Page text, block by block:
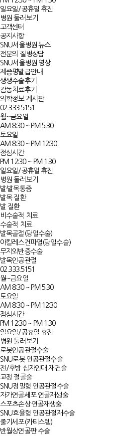
일요일/공휴일 휴진
병원 둘러보기
고객센터
공지사항
SNU서울병원 뉴스
전문의 질병상담
SNU서울병원 영상
제증명발급안내
생생수술후기
감동치료후기
의학정보 게시판
02.333.5151
월~금요일
AM 8:30 ~ PM 5:30
토요일
AM 8:30 ~ PM 12:30
점심시간
PM 12:30 ~ PM 1:30
일요일/공휴일 휴진
병원 둘러보기
발·발목통증
발목 질환
발 질환
비수술적 치료
수술적 치료
발목골절(당일수술)
아킬레스건파열(당일수술)
무지외반증수술
발목인공관절
02.333.5151
월~금요일
AM 8:30 ~ PM 5:30
토요일
AM 8:30 ~ PM 12:30
점심시간
PM 12:30 ~ PM 1:30
일요일/공휴일 휴진
병원 둘러보기
로봇인공관절수술
SNU로봇 인공관절수술
전/후방 십자인대 재건술
교정 절골술
SNU정밀형 인공관절수술
자가연골세포 연골재생술​​
스포츠손상·연골재생술
SNU효율형 인공관절재수술​
줄기세포(카티스템)
반월상연골판 수술